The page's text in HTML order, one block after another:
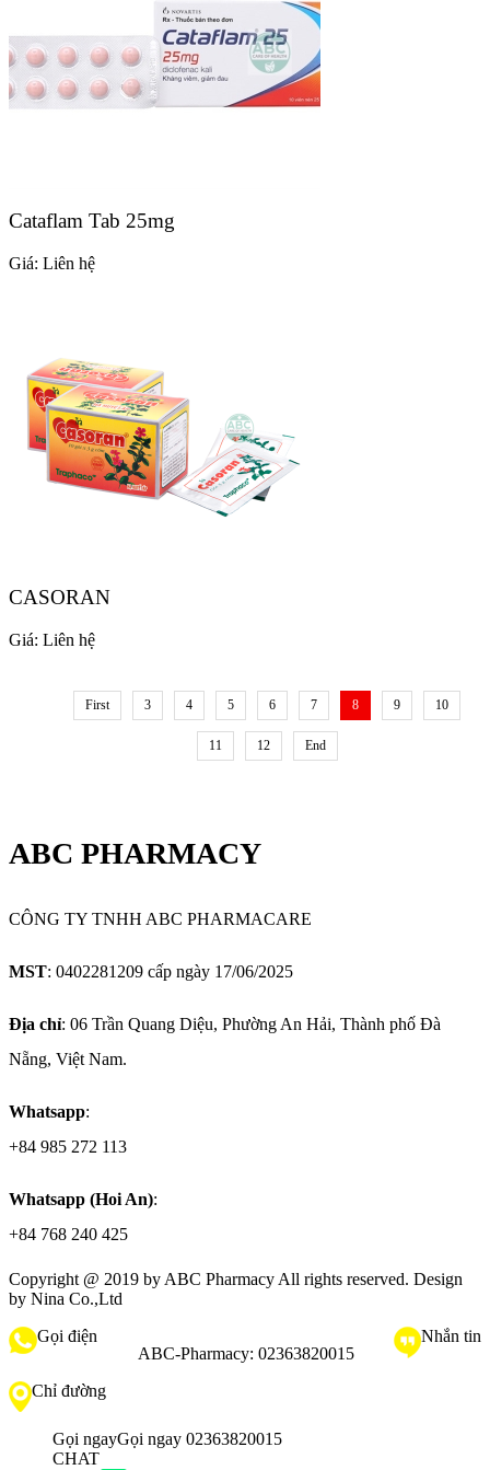
Cataflam Tab 25mg
Giá: Liên hệ
CASORAN
Giá: Liên hệ
First 3 4 5 6 7 8 9 10
11 12 End
ABC PHARMACY
CÔNG TY TNHH ABC PHARMACARE
MST: 0402281209 cấp ngày 17/06/2025
Địa chỉ: 06 Trần Quang Diệu, Phường An Hải, Thành phố Đà
Nẵng, Việt Nam.
Whatsapp:
+84 985 272 113
Whatsapp (Hoi An):
+84 768 240 425
Copyright @ 2019 by ABC Pharmacy All rights reserved. Design
by Nina Co.,Ltd
Gọi điện
ABC-Pharmacy: 02363820015
Nhắn tin
Chỉ đường
Gọi ngayGọi ngay 02363820015
CHAT